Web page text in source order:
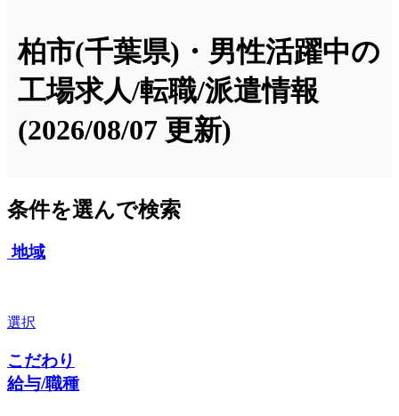
柏市(千葉県)・男性活躍中の
工場求人/転職/派遣情報
(2026/08/07 更新)
条件を選んで検索
地域
選択
こだわり
給与/職種